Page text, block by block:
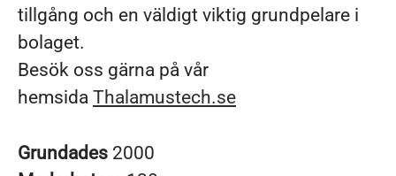
tillgång och en väldigt viktig grundpelare i
bolaget.
Besök oss gärna på vår
hemsida Thalamustech.se
Grundades 2000